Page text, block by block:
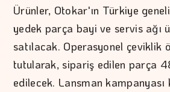
Ürünler, Otokar'ın Türkiye
yedek parça bayi ve servis ağı
satılacak. Operasyonel çeviklik
tutularak, sipariş edilen parça
edilecek. Lansman kampanyası